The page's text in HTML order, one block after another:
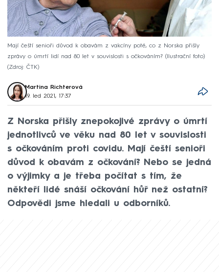
Mají čeští senioři důvod k obavám z vakcíny poté, co z Norska přišly
zprávy o úmrtí lidí nad 80 let v souvislosti s očkováním? (Ilustrační foto)
Zdroj: ČTK
Martina Richterová
19. led 2021, 17:37
Z Norska přišly znepokojivé zprávy o úmrtí
jednotlivců ve věku nad 80 let v souvislosti
s očkováním proti covidu. Mají čeští senioři
důvod k obavám z očkování? Nebo se jedná
o výjimky a je třeba počítat s tím, že
někteří lidé snáší očkování hůř než ostatní?
Odpovědi jsme hledali u odborníků.